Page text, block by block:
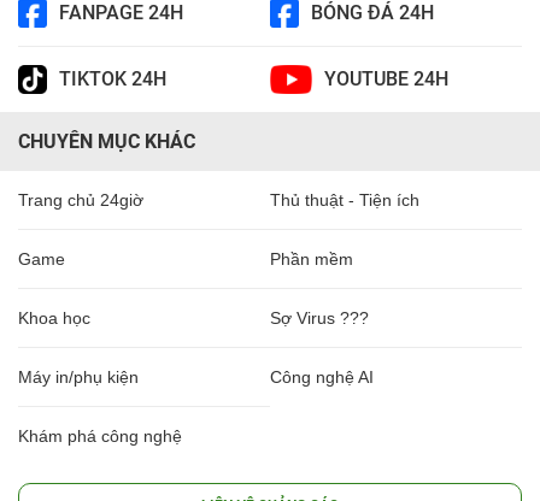
FANPAGE 24H BÓNG ĐÁ 24H
TIKTOK 24H YOUTUBE 24H
CHUYÊN MỤC KHÁC
Trang chủ 24giờ Thủ thuật - Tiện ích
Game Phần mềm
Khoa học Sợ Virus ???
Máy in/phụ kiện Công nghệ AI
Khám phá công nghệ